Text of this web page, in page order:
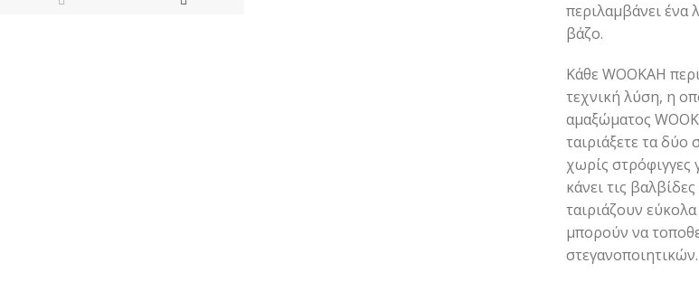
περιλαμβάνει ένα
βάζο.
Κάθε WOOKAH
τεχνική λύση, η
αμαξώματος
ταιριάξετε τα δύο
χωρίς στρόφιγγες
κάνει τις
ταιριάζουν
μπορούν να
στεγανοποιητικών.